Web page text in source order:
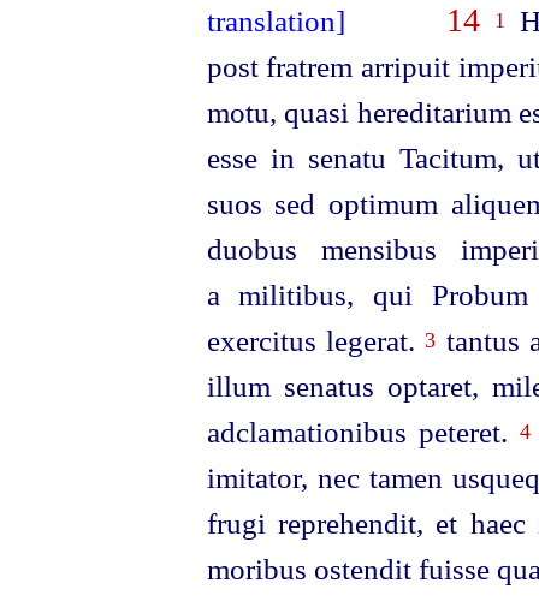
14 1
post fratrem arripuit
motu, quasi hereditarium
esse in senatu Tacitum,
suos sed optimum
duobus mensibus
a militibus, qui Probum
exercitus legerat.3 tantus
illum senatus optaret,
adclamationibus peteret. 4
imitator, nec tamen
frugi reprehendit, et
moribus ostendit fuisse